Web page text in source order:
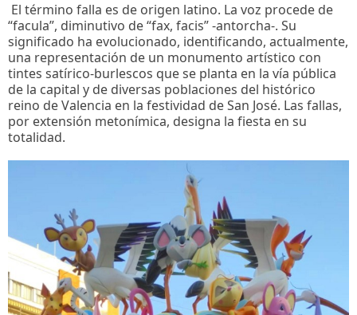
El término falla es de origen latino. La voz procede de
“facula”, diminutivo de “fax, facis” -antorcha-. Su
significado ha evolucionado, identificando, actualmente,
una representación de un monumento artístico con
tintes satírico-burlescos que se planta en la vía pública
de la capital y de diversas poblaciones del histórico
reino de Valencia en la festividad de San José. Las fallas,
por extensión metonímica, designa la fiesta en su
totalidad.